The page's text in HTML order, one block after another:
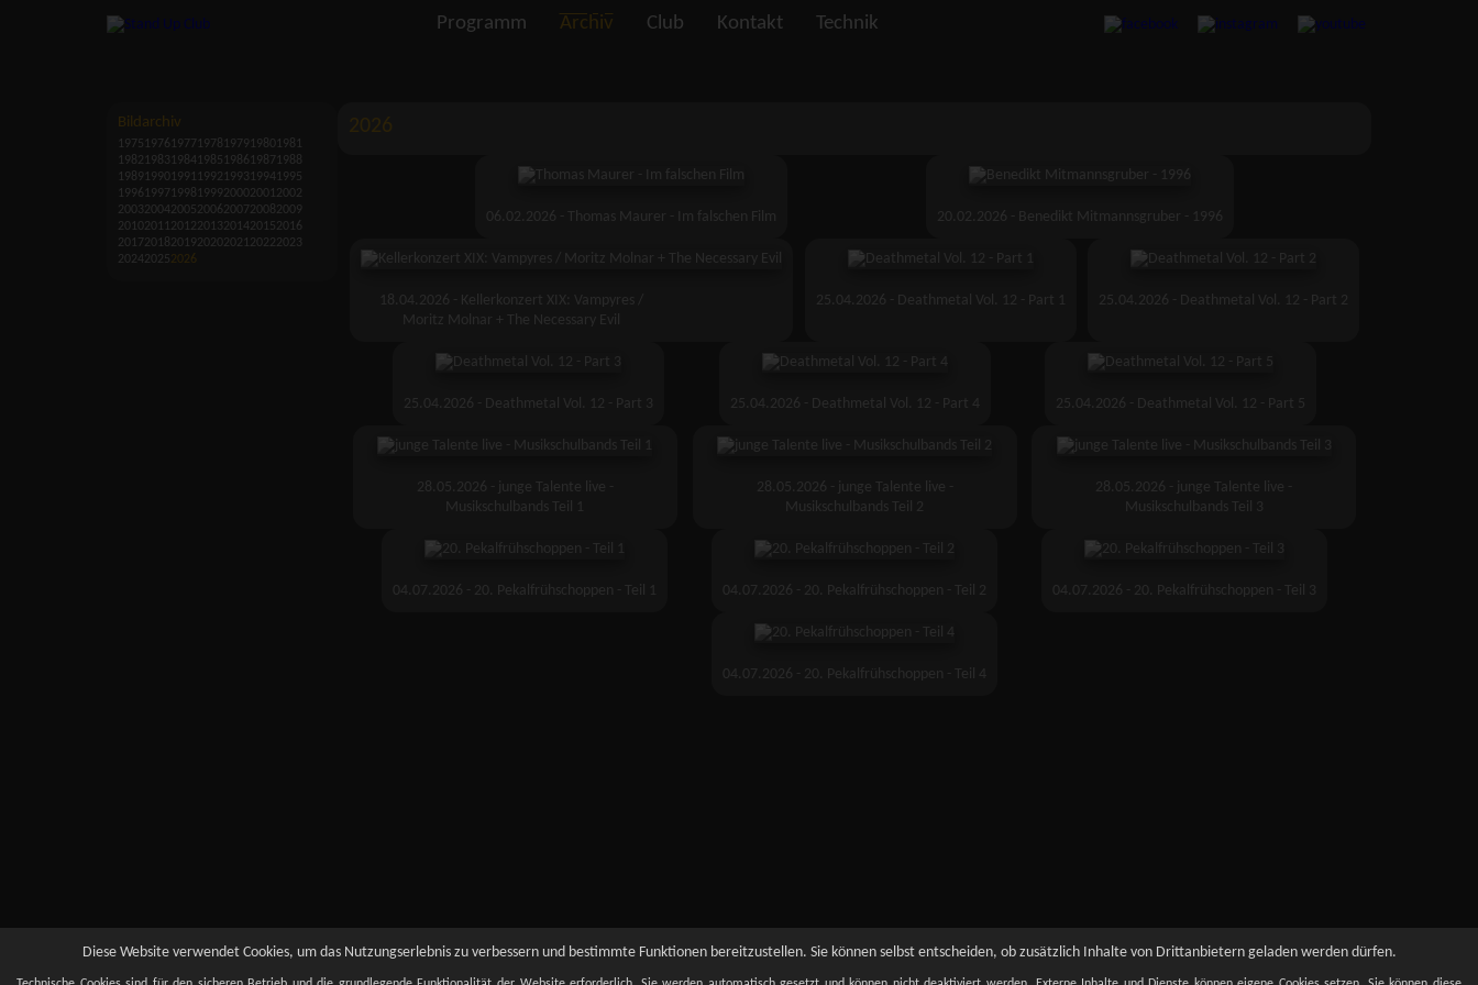
Programm Archiv Club Kontakt Technik
Bildarchiv
1975 1976 1977 1978 1979 1980 1981
1982 1983 1984 1985 1986 1987 1988
1989 1990 1991 1992 1993 1994 1995
1996 1997 1998 19992000 2001 2002
2003 2004 20052006 20072008 2009
2010 2011 20122013 2014 20152016
20172018 20192020 2021 20222023
2024 20252026
2026
06.02.2026 - Thomas Maurer - Im falschen Film 20.02.2026 - Benedikt Mitmannsgruber - 1996
18.04.2026 - Kellerkonzert XIX: Vampyres /
Moritz Molnar + The Necessary Evil
25.04.2026 - Deathmetal Vol. 12 - Part 1 25.04.2026 - Deathmetal Vol. 12 - Part 2
25.04.2026 - Deathmetal Vol. 12 - Part 3 25.04.2026 - Deathmetal Vol. 12 - Part 4 25.04.2026 - Deathmetal Vol. 12 - Part 5
28.05.2026 - junge Talente live -
Musikschulbands Teil 1
28.05.2026 - junge Talente live -
Musikschulbands Teil 2
28.05.2026 - junge Talente live -
Musikschulbands Teil 3
04.07.2026 - 20. Pekalfrühschoppen - Teil 1 04.07.2026 - 20. Pekalfrühschoppen - Teil 2 04.07.2026 - 20. Pekalfrühschoppen - Teil 3
04.07.2026 - 20. Pekalfrühschoppen - Teil 4
Diese Website verwendet Cookies, um das Nutzungserlebnis zu verbessern und bestimmte Funktionen bereitzustellen. Sie können selbst entscheiden, ob zusätzlich Inhalte von Drittanbietern geladen werden dürfen.